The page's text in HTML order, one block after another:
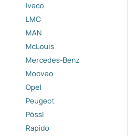
Iveco
LMC
MAN
McLouis
Mercedes-Benz
Mooveo
Opel
Peugeot
Pössl
Rapido